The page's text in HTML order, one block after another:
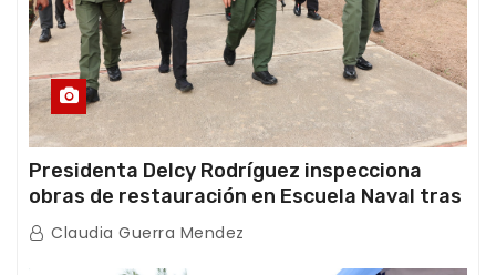
Presidenta Delcy Rodríguez inspecciona
obras de restauración en Escuela Naval tras
afectaciones sísmicas en La Guaira
Claudia Guerra Mendez